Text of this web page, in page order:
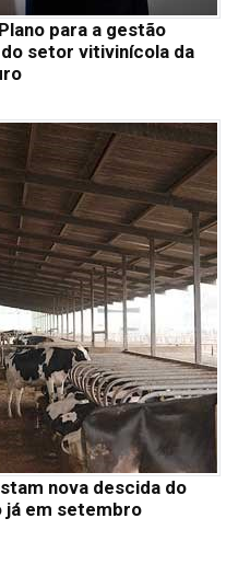
para a gestão
setor vitivinícola da
nova descida do
já em setembro